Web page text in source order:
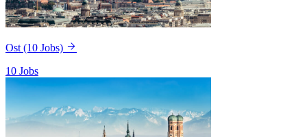
Ost (10 Jobs)
10 Jobs